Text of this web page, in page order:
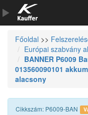
Szerszámkatalógus
Kosár
Alkatrészek
Főoldal >>
Európai szabvány
BANNER P6009
013560090101
alacsony
Cikkszám: P6009-BAN